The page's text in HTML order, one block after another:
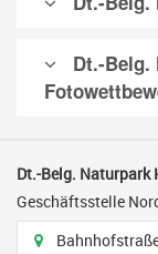
Dt.-Belg.
Dt.-Belg. Naturpark
Geschäftsstelle
Adresse